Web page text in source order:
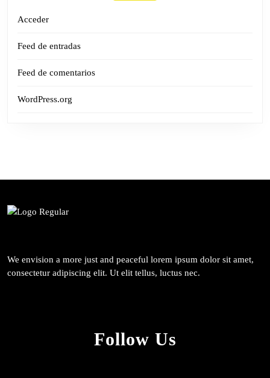
Acceder
Feed de entradas
Feed de comentarios
WordPress.org
We envision a more just and peaceful lorem ipsum dolor sit amet,
consectetur adipiscing elit. Ut elit tellus, luctus nec.
Follow Us